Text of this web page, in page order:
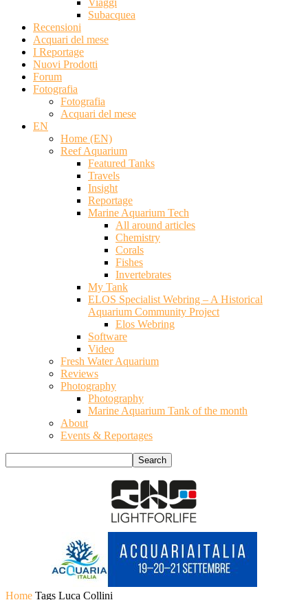
Viaggi
Subacquea
Recensioni
Acquari del mese
I Reportage
Nuovi Prodotti
Forum
Fotografia
Fotografia
Acquari del mese
EN
Home (EN)
Reef Aquarium
Featured Tanks
Travels
Insight
Reportage
Marine Aquarium Tech
All around articles
Chemistry
Corals
Fishes
Invertebrates
My Tank
ELOS Specialist Webring – A Historical
Aquarium Community Project
Elos Webring
Software
Video
Fresh Water Aquarium
Reviews
Photography
Photography
Marine Aquarium Tank of the month
About
Events & Reportages
Home Tags Luca Collini